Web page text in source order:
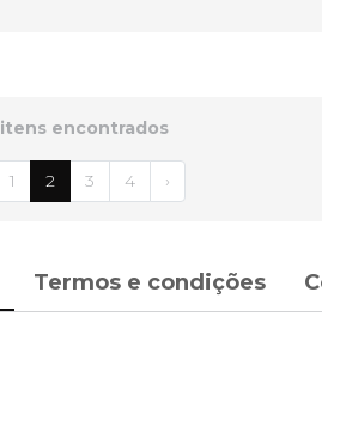
itens encontrados
1 2 3 4 ›
Termos e condições